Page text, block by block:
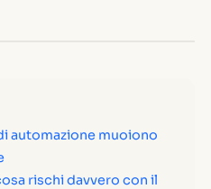
automazione muoiono
rischi davvero con il